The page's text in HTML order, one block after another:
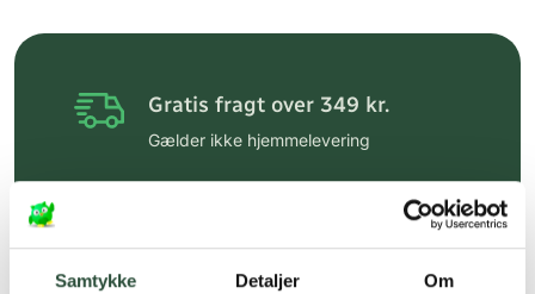
Samtykke Detaljer Om
Gratis fragt over 349 kr.
Gælder ikke hjemmelevering